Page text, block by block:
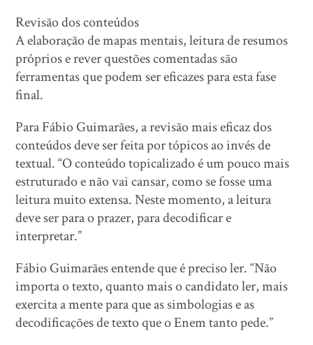
Revisão dos conteúdos
A elaboração de mapas mentais, leitura de resumos
próprios e rever questões comentadas são
ferramentas que podem ser eficazes para esta fase
final.
Para Fábio Guimarães, a revisão mais eficaz dos
conteúdos deve ser feita por tópicos ao invés de
textual. “O conteúdo topicalizado é um pouco mais
estruturado e não vai cansar, como se fosse uma
leitura muito extensa. Neste momento, a leitura
deve ser para o prazer, para decodificar e
interpretar.”
Fábio Guimarães entende que é preciso ler. “Não
importa o texto, quanto mais o candidato ler, mais
exercita a mente para que as simbologias e as
decodificações de texto que o Enem tanto pede.”